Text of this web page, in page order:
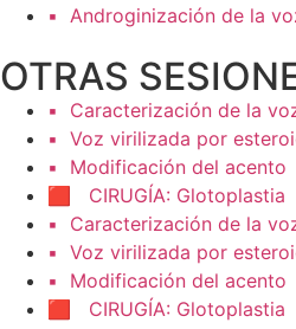
▪️ Androginización de la
OTRAS
▪️ Caracterización de la
▪️ Voz virilizada por
▪️ Modificación del acento
🟥 CIRUGÍA: Glotoplastia
▪️ Caracterización de la
▪️ Voz virilizada por
▪️ Modificación del acento
🟥 CIRUGÍA: Glotoplastia